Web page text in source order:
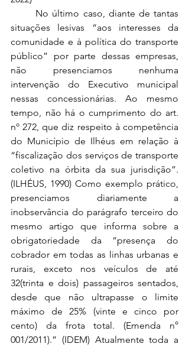
situações lesivas “aos interesses da
comunidade e à política do transporte
público” por parte dessas empresas,
não presenciamos nenhuma
intervenção do Executivo municipal
nessas concessionárias. Ao mesmo
tempo, não há o cumprimento do art.
nº 272, que diz respeito à competência
do Município de Ilhéus em relação à
“fiscalização dos serviços de transporte
coletivo na órbita da sua jurisdição”.
(ILHÉUS, 1990) Como exemplo prático,
presenciamos diariamente a
inobservância do parágrafo terceiro do
mesmo artigo que informa sobre a
obrigatoriedade da “presença do
cobrador em todas as linhas urbanas e
rurais, exceto nos veículos de até
32(trinta e dois) passageiros sentados,
desde que não ultrapasse o limite
máximo de 25% (vinte e cinco por
cento) da frota total. (Emenda n°
001/2011).” (IDEM) Atualmente toda a